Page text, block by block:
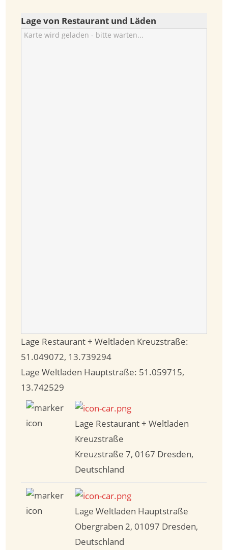
Lage von Restaurant und Läden
Karte wird geladen - bitte warten...
Lage Restaurant + Weltladen Kreuzstraße:
51.049072, 13.739294
Lage Weltladen Hauptstraße: 51.059715,
13.742529
Lage Restaurant + Weltladen
Kreuzstraße
Kreuzstraße 7, 0167 Dresden,
Deutschland
Lage Weltladen Hauptstraße
Obergraben 2, 01097 Dresden,
Deutschland